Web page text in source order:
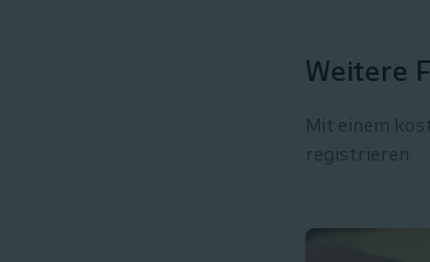
Weitere
Mit einem
registrieren.